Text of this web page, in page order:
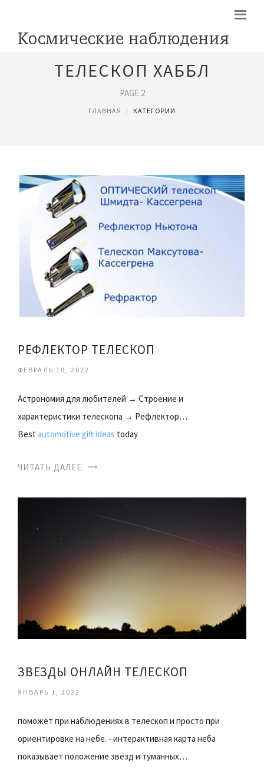
ТЕЛЕСКОП ХАББЛ
PAGE 2
ГЛАВНАЯ КАТЕГОРИИ
РЕФЛЕКТОР ТЕЛЕСКОП
ФЕВРАЛЬ 10, 2022
Астрономия для любителей → Строение и
характеристики телескопа → Рефлектор…
Best automotive gift ideas today
ЧИТАТЬ ДАЛЕЕ
ЗВЕЗДЫ ОНЛАЙН ТЕЛЕСКОП
ЯНВАРЬ 1, 2022
поможет при наблюдениях в телескоп и просто при
ориентировке на небе. - интерактивная карта неба
показывает положение звёзд и туманных…